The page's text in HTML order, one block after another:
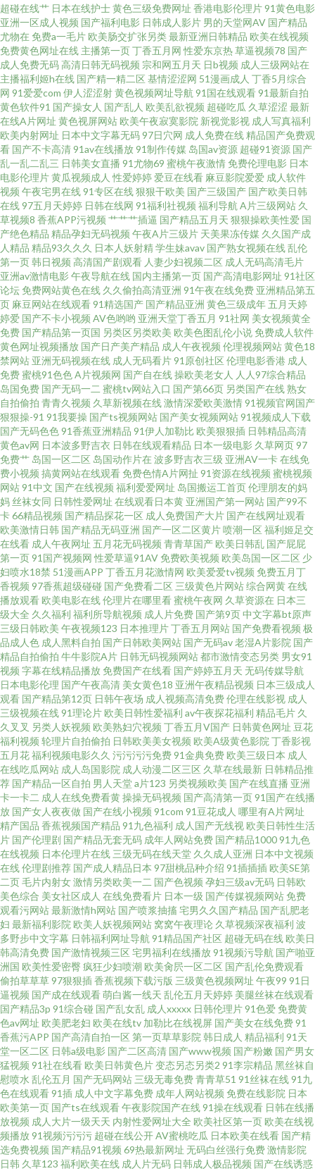
精品国偷拍自产在线 国产在线中文字幕 日本a级电影在线观看 伊人成人在线
αV 福利小视频在线播放 哪里可以免费看电影 性交影院 国产91精品18 免费在
线看热 给外女开小嫩苞视频 日韩欧美三级伦理 不卡的免费电影网站 欧美男
同志网站 樱花yy私人在线影院 高清视频在线观 免费无套内谢少妇毛片A片软
瑤貝在线观看 国产高清露脸对白 欧美色图20p 亚洲精品国产91 操逼网站97
久草超碰在线 深夜黄色A片 91精品伦乱入口 国产午夜 欧洲一区在线 亚洲日
本中文字幕 成人伊人伊 么公的好大好 五月天狠狠干 97色97干 黄色伊人 日韩
欧美永久中文 综合免费少 国产女女同百合在线 秋霞人成福利在 一本色道在
福源影视 免费高清电影网 污视频网站在线 91综合网 韩国伦理影院 日韩欧美
青青草 中文在线а√天堂 国产精品欧美漱情 欧美性爱xxxx黑人 亚洲欧洲卡通
动漫另 福利社之免费区 男人添女人下 亚洲电影网站 超碰免费成人 美女福利
导航 图片国产一区 97自拍超频在线 黄色短片免费 日韩欧美视频一区二区 最
新国产精品亚洲 国产美女精品 欧美在线一二三区 亚洲色a 大屁股女的适合后
入吗 免费观看电影 亚州免费 成年网站免费观看 美女mm131 亚洲第一页a∨
在 超碰资源网 玖玖爱精品视频 污视频在线观看26p 97综合 黄色日逼视频 色
图亚洲欧美东方 91黑丝视频 国伦精品区 日韩精品大片 片免费观看鲸鱼 亚洲
综合自拍 邻家美姨3中文字幕 污免费网站在线观看 97资源网站 禁止18点 三
级伦理av 97精品在线 黄色仓库导航 日韩免费特 中文字幕第 国产精品思思热
在线 欧美在线观看综 亚洲伊人网香蕉网 观看免费电影的网站 欧美白丝在线
亚洲va中文字幕无 草莓视频成人影院 乱伦三级高 中文字幕不卡欧美日韩 国
产中文字幕在线观看 日韩卡一卡二卡三 久草国产在线视频 五月色丁香综合成
人网 ts美娘无码 伦理一区二区三区 无码精区一区二区 av黄网导航 精品狼人
社區99 色色色伊人 91足交网 黑丝操av 日韩午夜免 91国内揄拍国内精品 国产
一区在线视频 日韩v中文在线 中韩一区二区无 国产开嫩苞视频 飘花电影网手
机观看版 一本到视频 福利在线观看1 欧美交换性一区二区三 亚洲精品中文字
幕一二 成人香蕉av 美脚パンスト女教师 午夜香蕉av影院 白丝自慰潮睡91 老
司机A片区 污污视频免费观看网站 avtt五月香 久99久爱精品视频 私人影院家
庭影院 91尤物精品在线观看 激情小说亚洲综合 色先锋AVAV 97电影在线看 黄
色亚洲日夜在线 三极网站 91秘入口 韩国 电影 日韩网战一 91大神西瓜 国产一
区亚 日韩1234 中文字幕不卡免费视频
超碰在线艹 日本在线护士黄色三级免费网址 香港电影伦理片91黄色电影
亚洲一区成人视频 国产福利电影 日韩成人影片 男的天堂网AV 国产精品
尤物在 免费a一毛片 欧美肠交扩张另类最新亚洲日韩精品 欧美在线视频
免费黄色网址在线 主播第一页丁香五月网 性爱东京热草逼视频78 国产
成人免费无码 高清日韩无码视频 宗和网五月天 日b视频 成人三级网站在
主播福利姬h在线 国产精一精二区 基情涩涩网 51漫画成人 丁香5月综合
网 91爱爱com 伊人涩涩射黄色视频网址导航 91国在线观看91最新自拍
黄色软件91 国产操女人 国产乱人 欧美乱欲视频 超碰吃瓜 久草涩涩 最新
在线A片网址 黄色视屏网站 欧美午夜寂寞影院 新视觉影视 成人写真福利
欧美内射网址 日本中文字幕无码97日穴网 成人免费在线精品国产免费观
看 国产不卡高清91av在线播放91制作传媒 岛国av资源 超碰91资源 国产
乱一乱二乱三 日韩美女直播 91尤物69 蜜桃午夜激情 免费伦理电影 日本
电影伦理片黄瓜视频成人 性爱婷婷 爱豆在线看 麻豆影院爱爱 成人软件
视频 午夜宅男在线91专区在线狠狠干欧美 国产三级国产 国产欧美日韩
在线97五月天婷婷 日韩在线网 91福利社视频 福利导航 A片三级网站 久
草视频8 香蕉APP污视频 艹艹艹插逼 国产精品五月天 狠狠操欧美性爱 国
产绝色精品 精品孕妇无码视频 午夜A片三级片 天美果冻传媒 久久国产成
人精品 精品93久久久 日本人妖射精学生妹avav 国产熟女视频在线乱伦
第一页韩日视频 高清国产剧观看 人妻少妇视频二区 成人无码高清毛片
亚洲av激情电影 午夜导航在线 国内主播第一页 国产高清电影网址 91社区
论坛 免费网站黄色在线 久久偷拍高清亚洲 91午夜在线免费 亚洲精品第五
页 麻豆网站在线观看91精选国产 国产精品亚洲 黄色三级成年 五月天婷
婷爱 国产不卡小视频 AV色哟哟 亚洲天堂丁香五月 91社网 美女视频黄全
免费 国产精品第一页国 另类区另类欧美 欧美色图乱伦小说 免费成人软件
黄色网址视频播放 国产日产美产精品 成人午夜视频 伦理视频网站黄色18
禁网站 亚洲无码视频在线 成人无码看片91原创社区 伦理电影香港 成人
免费蜜桃91色色A片视频网 国产自在线操欧美老女人 人人97综合精品
岛国免费 国产无码一二 蜜桃tv网站入口 国产第66页 另类国产在线熟女
自拍偷拍 青青久视频 久草新视频在线激情深爱欧美激情91视频官网国产
狠狠操-91 91我要操 国产ts视频网站 国产美女视频网站91视频成人下载
国产无码色色91香蕉亚洲精品 91伊人加勒比 欧美狠狠插 日韩精品高清
黄色av网 日本波多野吉衣 日韩在线观看精品 日本一级电影 久草网页97
免费艹 岛国一区二区 岛国动作片在 波多野吉衣三级 亚洲AV一卡在线免
费小视频 搞黄网站在线观看 免费色情A片网扯 91资源在线视频 蜜桃视频
网站91中文 国产在线视频 福利爱爱网址 岛国搬运工首页伦理朋友的妈
妈 丝袜女同 日韩性爱网址 在线观看日本黄 亚洲国产第一网站 国产99不
卡66精品视频 国产精品探花一区 成人免费国产大片 国产在线网址观看
欧美激情日韩 国产精品无码亚洲 国产一区二区黄片喷潮一区 福利姬足交
在线看 成人午夜网址 五月花无码视频 青青草国产 欧美日韩乱 国产屁屁
第一页91国产视频网 性爱草逼91AV 免费欧美视频 欧美岛国一区二区 少
妇喷水18禁 51漫画APP 丁香五月花激情网 欧美爱爱tv视频 免费五月丁
香视频 97香蕉超级碰碰 国产免费看二区 三级黄色片网站综合网黄在线
播放观看 欧美电影在线伦理片在哪里看蜜桃午夜网 久草资源在 日本三
级大全 久久福利 福利所导航视频 成人片免费 国产第9页中文字幕bt原声
三级日韩欧美 午夜视频123 日本推理片丁香五月网站 国产免费看视频 极
品成人色 成人黑料自拍 国产日韩欧美网站 国产无码av老湿A片影院 国产
精品自拍偷拍 牛牛影院A片 日韩无码视频网站都市激情变态另类 男女91
视频 字幕在线精品播放 免费国产在线看 国产婷婷五月天 无码传媒导航
日本电影伦理 国产午夜高清 美女黄色18 亚洲午夜精品视频 日本三级成人
观看 国产精品第12页 日韩午夜场 成人视频高清免费伦理在线影视 成人
三级视频在线91理论片 欧美日韩性爱福利 av午夜探花福利 精品毛片 久
久叉叉 另类人妖视频 欧美熟妇穴视频 丁香五月V国产 日韩黄色网址 豆花
福利视频 轮理片自拍偷拍 日韩欧美美女视频 欧美A级黄色影院 丁香影视
五月花福利视频电影久久 污污污污免费91金典免费 欧美三级日本 成人
在线吃瓜网站 成人岛国影院 成人动漫二区三区 久草在线最新 日韩精品推
荐 国产精品一区自拍 男人天堂a片123 另类视频欧美 国产在线直播 亚洲
卡一卡二 成人在线免费看黄操操无码视频 国产高清第一页91国产在线播
放 国产女人夜夜做 国产在线小视频 91com 91豆花成人 哪里有A片网址
精产国品 香蕉视频国产精品 91九色福利 成人国产无线视 欧美日韩性生活
片 国产伦理剧 国产精品无套无码 成年人网站免费 国产精品100091九色
在线视频 日本伦理片在线 三级无码在线天堂 久久成人亚洲 日本中文视频
在线伦理剧推荐 国产成人精品日本 97甜桃品种介绍 91插插插 欧美SE第
二页毛片内射女激情另类欧美一二 国产色视频 孕妇三级av无码 日韩欧
美色综合 美女社区成人 在线免费看片 日本一级 国产传媒视频网站 免费
观看污网站最新激情h网站 国产喷浆抽搐宅男久久国产精品 国产乱肥老
妇 最新福利影院 欧美人妖视频网站 窝窝午夜理论 久草视频深夜福利 波
多野步中文字幕 日韩福利网址导航 91精品国产社区 超碰无码在线 欧美日
韩高清免费 国产激情视频三区 宅男福利在线播放91视频污导航 国产啪亚
洲国 欧美性爱密臀 疯狂少妇喷潮 欧美肏屄一区二区 国产乱伦免费观看
偷拍草草草97狠狠插香蕉视频下载污版 三级黄色视频网址 午夜99 91日
逼视频 国产成在线观看萌白酱一线天 乱伦五月天婷婷 美腿丝袜在线观看
国产精品3p 91综合碰 国产乱女乱 成人xxxxx 日韩伦理片91色爱 免费黄
色av网址 欧美肥老妇 欧美在线tv 加勒比在线视屏 国产美女在线免费91
香蕉污APP 国产高清自拍一区 第一页草草影院 韩日成人 精品福利 91天
堂一区二区 日韩a级电影 国产二区高清 国产www视频 国产粉嫩 国产男女
猛视频 91社在线看 欧美日韩黄色片变态另态另类2 91李宗精品 黑丝袜自
慰喷水 乱伦五月 国产无码网站 三级无毒免费青青草51 91丝袜在线91九
色在线观看91插 成人中文字幕免费 成年人网站视频 免费在线影院 日本
欧美第一页 国产ts在线观看午夜影院国产在线91操在线观看 日韩在线播
放视频 成人大片一级天天 内射性爱网址大全 欧美社区第一页 欧美在线视
频播放91视频污污污 超碰在线公开AV蜜桃吃瓜 日本欧美在线看 国产精
选免费视频 国产精品91视频 69热最新网址 无码白丝强行免费激情影院
日韩 久草123 福利欧美在线 成人片无码 日韩成人极品视频 国产在线诱惑